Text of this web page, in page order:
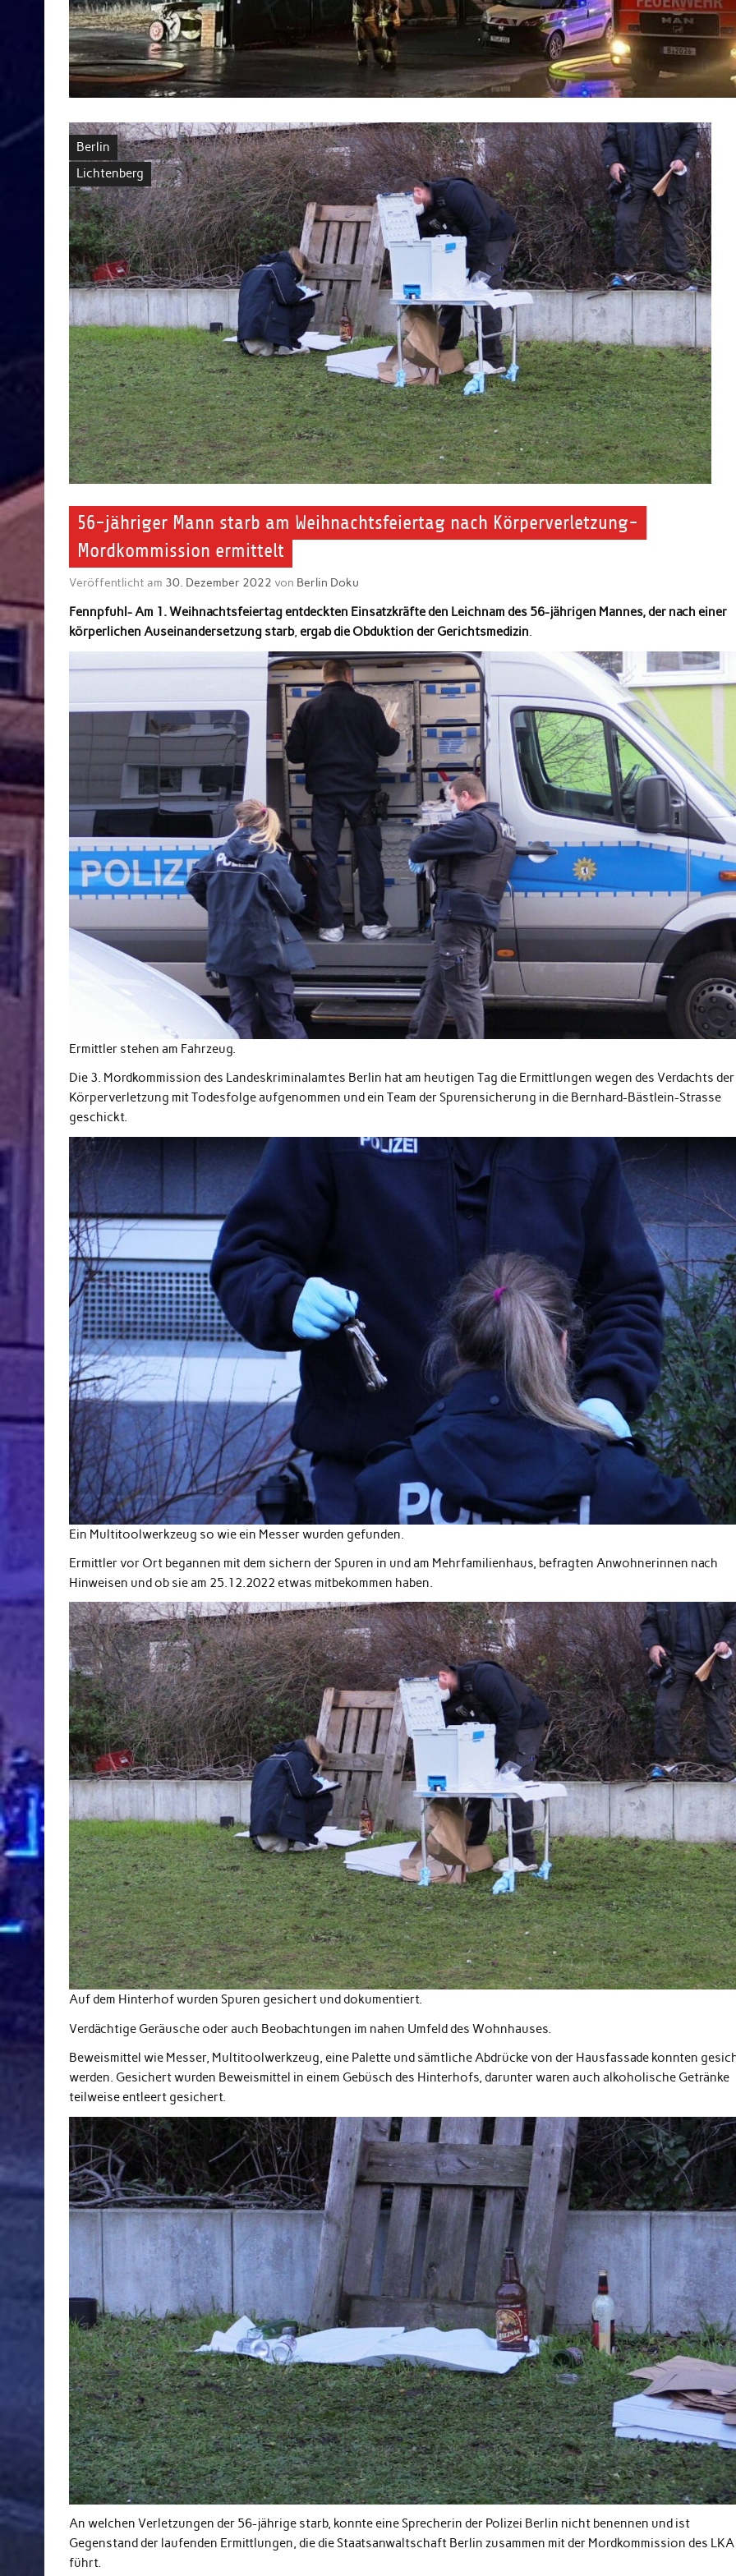
Berlin
Lichtenberg
56-jähriger Mann starb am Weihnachtsfeiertag nach Körperverletzung-
Mordkommission ermittelt
Veröffentlicht am 30. Dezember 2022 von Berlin Doku
Fennpfuhl- Am 1. Weihnachtsfeiertag entdeckten Einsatzkräfte den Leichnam des 56-jährigen Mannes, der nach einer
körperlichen Auseinandersetzungstarb,ergab die Obduktion der Gerichtsmedizin.
Ermittler stehen am Fahrzeug.
Die 3. Mordkommission des Landeskriminalamtes Berlin hat am heutigen Tag die Ermittlungen wegen des Verdachts der
Körperverletzung mit Todesfolge aufgenommen und ein Team der Spurensicherung in die Bernhard-Bästlein-Strasse
geschickt.
Ein Multitoolwerkzeug so wie ein Messer wurden gefunden.
Ermittler vor Ort begannen mit dem sichern der Spuren in und am Mehrfamilienhaus, befragten Anwohnerinnen nach
Hinweisen und ob sie am 25.12.2022 etwas mitbekommen haben.
Auf dem Hinterhof wurden Spuren gesichert und dokumentiert.
Verdächtige Geräusche oder auch Beobachtungen im nahen Umfeld des Wohnhauses.
Beweismittel wie Messer, Multitoolwerkzeug, eine Palette und sämtliche Abdrücke von der Hausfassade konnten
werden. Gesichert wurden Beweismittel in einem Gebüsch des Hinterhofs, darunter waren auch alkoholische Getränke
teilweise entleert gesichert.
An welchen Verletzungen der 56-jährige starb, konnte eine Sprecherin der Polizei Berlin nicht benennen und ist
Gegenstand der laufenden Ermittlungen, die die Staatsanwaltschaft Berlin zusammen mit der Mordkommission des LKA
führt.